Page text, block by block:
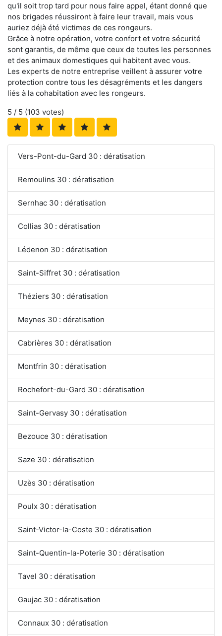
qu'il soit trop tard pour nous faire appel, étant donné que
nos brigades réussiront à faire leur travail, mais vous
auriez déjà été victimes de ces rongeurs.
Grâce à notre opération, votre confort et votre sécurité
sont garantis, de même que ceux de toutes les personnes
et des animaux domestiques qui habitent avec vous.
Les experts de notre entreprise veillent à assurer votre
protection contre tous les désagréments et les dangers
liés à la cohabitation avec les rongeurs.
5 / 5 (103 votes)
Vers-Pont-du-Gard 30 : dératisation
Remoulins 30 : dératisation
Sernhac 30 : dératisation
Collias 30 : dératisation
Lédenon 30 : dératisation
Saint-Siffret 30 : dératisation
Théziers 30 : dératisation
Meynes 30 : dératisation
Cabrières 30 : dératisation
Montfrin 30 : dératisation
Rochefort-du-Gard 30 : dératisation
Saint-Gervasy 30 : dératisation
Bezouce 30 : dératisation
Saze 30 : dératisation
Uzès 30 : dératisation
Poulx 30 : dératisation
Saint-Victor-la-Coste 30 : dératisation
Saint-Quentin-la-Poterie 30 : dératisation
Tavel 30 : dératisation
Gaujac 30 : dératisation
Connaux 30 : dératisation